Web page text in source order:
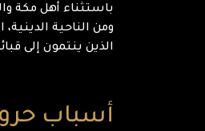
باستثناء أهل مكة
ومن الناحية
الذين ينتمون إلى
أسباب